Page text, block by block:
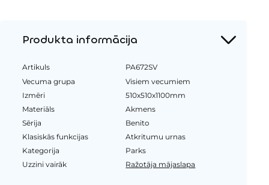
Produkta informācija
Artikuls
PA672SV
Vecuma grupa
Visiem vecumiem
Izmēri
510x510x1100mm
Materiāls
Akmens
Sērija
Benito
Klasiskās funkcijas
Atkritumu urnas
Kategorija
Parks
Uzzini vairāk
Ražotāja mājaslapa